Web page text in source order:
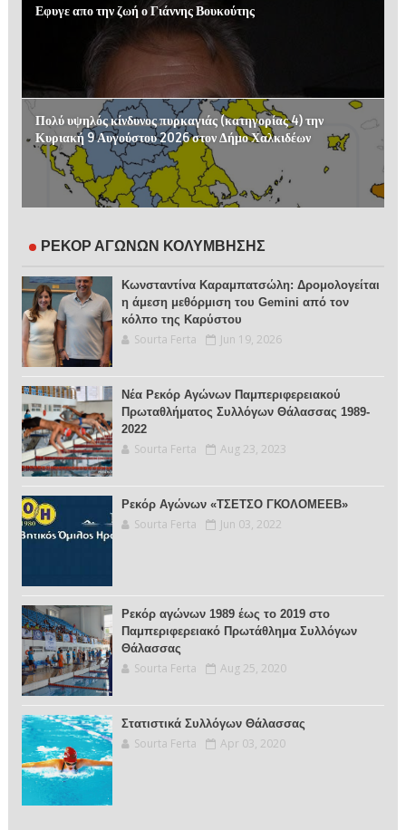
Εφυγε απο την ζωή ο Γιάννης Βουκούτης
Πολύ υψηλός κίνδυνος πυρκαγιάς (κατηγορίας 4) την
Κυριακή 9 Αυγούστου 2026 στον Δήμο Χαλκιδέων
ΡΕΚΟΡ ΑΓΩΝΩΝ ΚΟΛΥΜΒΗΣΗΣ
Κωνσταντίνα Καραμπατσώλη: Δρομολογείται
η άμεση μεθόρμιση του Gemini από τον
κόλπο της Καρύστου
Sourta Ferta Jun 19, 2026
Νέα Ρεκόρ Αγώνων Παμπεριφερειακού
Πρωταθλήματος Συλλόγων Θάλασσας 1989-
2022
Sourta Ferta Aug 23, 2023
Ρεκόρ Αγώνων «ΤΣΕΤΣΟ ΓΚΟΛΟΜΕΕΒ»
Sourta Ferta Jun 03, 2022
Ρεκόρ αγώνων 1989 έως το 2019 στο
Παμπεριφερειακό Πρωτάθλημα Συλλόγων
Θάλασσας
Sourta Ferta Aug 25, 2020
Στατιστικά Συλλόγων Θάλασσας
Sourta Ferta Apr 03, 2020